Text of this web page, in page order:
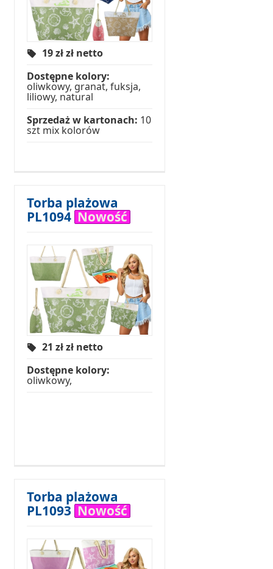
19 złzł netto
Dostępne kolory:
oliwkowy, granat, fuksja,
liliowy, natural
Sprzedaż w kartonach: 10
szt mix kolorów
Torba plażowa
PL1094 Nowość
21 złzł netto
Dostępne kolory:
oliwkowy,
Torba plażowa
PL1093 Nowość